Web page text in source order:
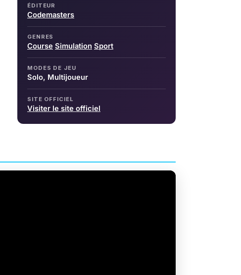
ÉDITEUR
Codemasters
GENRES
Course Simulation Sport
MODES DE JEU
Solo, Multijoueur
SITE OFFICIEL
Visiter le site officiel